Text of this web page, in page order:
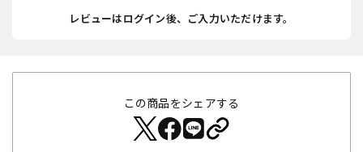
レビューはログイン後、ご入力いただけます。
この商品をシェアする